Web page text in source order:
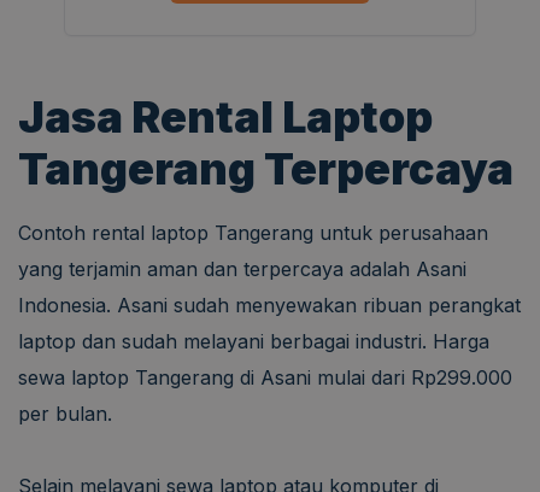
Jasa Rental Laptop
Tangerang Terpercaya
Contoh rental laptop Tangerang untuk perusahaan
yang terjamin aman dan terpercaya adalah Asani
Indonesia. Asani sudah menyewakan ribuan perangkat
laptop dan sudah melayani berbagai industri. Harga
sewa laptop Tangerang di Asani mulai dari Rp299.000
per bulan.
Selain melayani sewa laptop atau komputer di